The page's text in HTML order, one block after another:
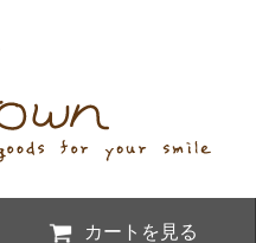
カートを見る